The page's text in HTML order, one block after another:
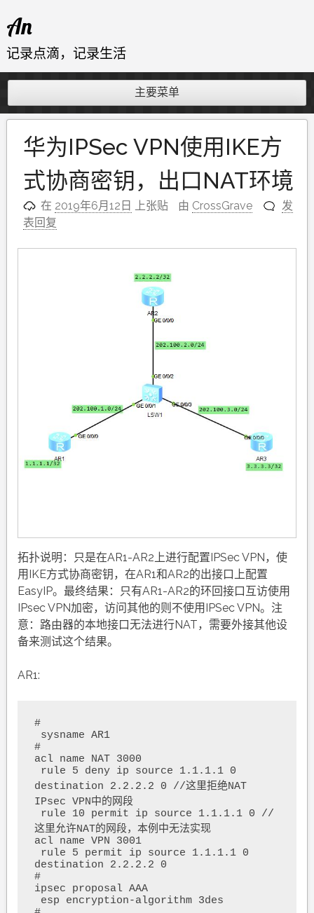
至
内
An
记录点滴，记录生活
主要菜单
华为IPSec VPN使用IKE方
式协商密钥，出口NAT环境
在 2019年6月12日 上张贴 由 CrossGrave
发
表回复
拓扑说明：只是在AR1-AR2上进行配置IPSec VPN，使
用IKE方式协商密钥，在AR1和AR2的出接口上配置
EasyIP。最终结果：只有AR1-AR2的环回接口互访使用
IPsec VPN加密，访问其他的则不使用IPSec VPN。注
意：路由器的本地接口无法进行NAT，需要外接其他设
备来测试这个结果。
AR1:
#
#
acl name NAT 3000
destination 2.2.2.2 0 //这里拒绝NAT
IPsec VPN中的网段
这里允许NAT的网段，本例中无法实现
acl name VPN 3001
destination 2.2.2.2 0
#
ipsec proposal AAA